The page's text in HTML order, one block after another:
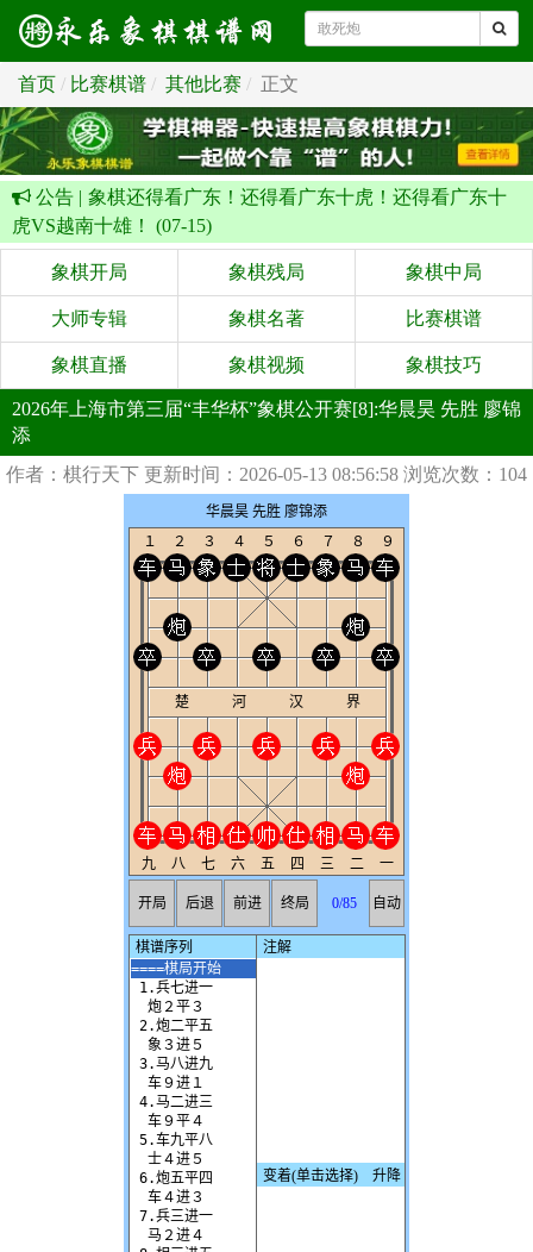
首页 比赛棋谱 其他比赛 正文
公告 | 象棋还得看广东！还得看广东十虎！还得看广东十
虎VS越南十雄！ (07-15)
象棋开局 象棋残局 象棋中局
大师专辑 象棋名著 比赛棋谱
象棋直播 象棋视频 象棋技巧
2026年上海市第三届“丰华杯”象棋公开赛[8]:华晨昊 先胜 廖锦
添
作者：棋行天下 更新时间：2026-05-13 08:56:58 浏览次数：104